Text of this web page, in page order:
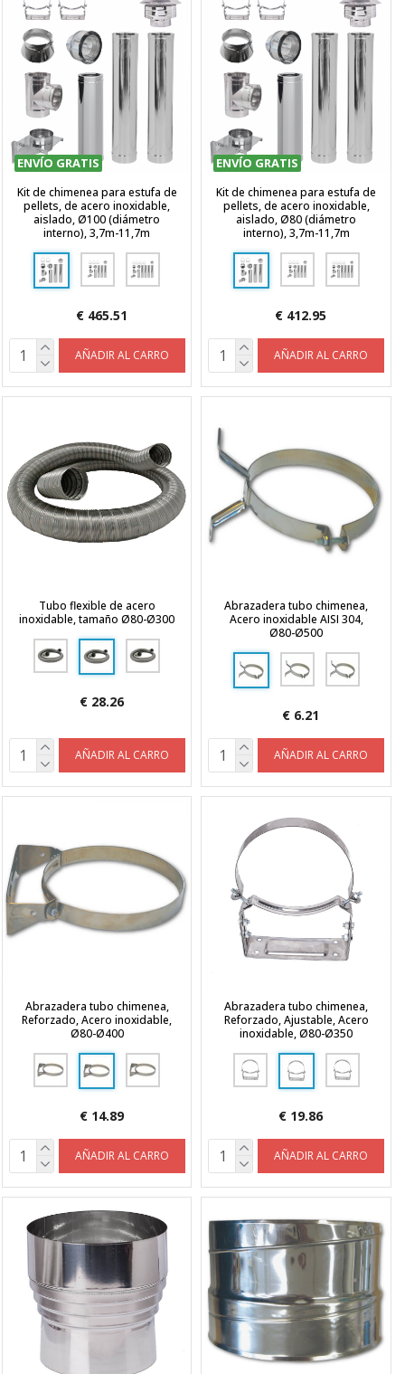
ENVÍO GRATIS
Kit de chimenea para estufa de
pellets, de acero inoxidable,
aislado, Ø100 (diámetro
interno), 3,7m-11,7m
€ 465.51
AÑADIR AL CARRO
ENVÍO GRATIS
Kit de chimenea para estufa de
pellets, de acero inoxidable,
aislado, Ø80 (diámetro
interno), 3,7m-11,7m
€ 412.95
AÑADIR AL CARRO
Tubo flexible de acero
inoxidable, tamaño Ø80-Ø300
€ 28.26
AÑADIR AL CARRO
Abrazadera tubo chimenea,
Acero inoxidable AISI 304,
Ø80-Ø500
€ 6.21
AÑADIR AL CARRO
Abrazadera tubo chimenea,
Reforzado, Acero inoxidable,
Ø80-Ø400
€ 14.89
AÑADIR AL CARRO
Abrazadera tubo chimenea,
Reforzado, Ajustable, Acero
inoxidable, Ø80-Ø350
€ 19.86
AÑADIR AL CARRO